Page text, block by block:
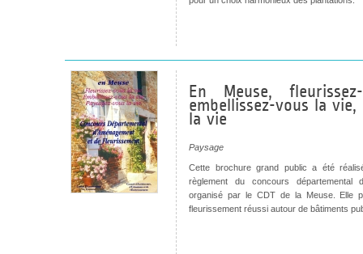
En Meuse,
embellissez-vous la vie,
la vie
Paysage
Cette brochure grand public a été
règlement du concours départemental
organisé par le CDT de la Meuse. Elle
fleurissement réussi autour de bâtiments